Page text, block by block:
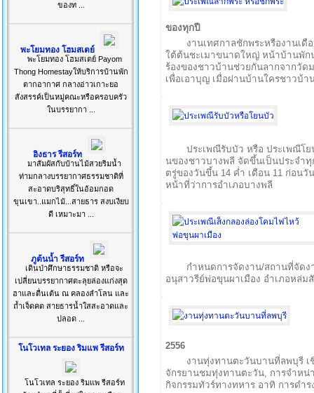
ของท ...
พะโยมทอง โฮมสเตย์
พะโยมทอง โฮมสเตย์ Payom
Thong Homestayให้บริการบ้านพัก
ตากอากาศ กลางอ่าวเกาะยอ
สังสรรค์เป็นหมู่คณะหรือครอบครัว
ในบรรยากา ...
อิงธาร รีสอร์ท
มาสัมผัสกับบ้านไม้สวยริมน้ำ
ท่ามกลางบรรยากาศธรรมชาติที่
สะอาดบริสุทธิ์ในอ้อมกอด
ขุนเขา..แมกไม้...สายธาร สงบเงียบ
ดี เหมาะมา ...
ภูต้นน้ำ รีสอร์ท
เดินป่าศึกษาธรรมชาติ หรือจะ
เปลี่ยนบรรยากาศตะลุยล่องแก่งสุด
ฮาและตื่นเต้น ณ คลองลำโลน และ
ถ้ำเจ็ดคต สายธารน้ำใสสะอาดและ
ปลอด ...
โนโวเทล ระยอง ริมแพ รีสอร์ท
โนโวเทล ระยอง ริมแพ รีสอร์ท
ของทุกปี
งานเทศกาลชักพระหรืองานเดื
ใต้ต้นชะเมาขนาดใหญ่ หน้าบ้านพัก
ร้องของชาวบ้านช่วยกันลากจากวั
เพื่อเอาบุญ เมื่อผ่านบ้านใครชาวบ้า
ประเพณีรับบัว หรือ ประเพณีโ
นของชาวบางพลี จัดขึ้นเป็นประจำ
ตรู่ของวันขึ้น 14 ค่ำ เดือน 11 ก่อนวั
หน้าที่ว่าการอำเภอบางพลี
กำหนดการจัดงาน/สถานที่จัด
อนุสาวรีย์พ่อขุนผาเมือง อำเภอหล่
2556
งานทุ่งทานตะวันบานที่ลพบุรี
จักรยานชมทุ่งทานตะวัน, การจำห
กิจกรรมทัวร์ทางทหาร อาทิ การดำ